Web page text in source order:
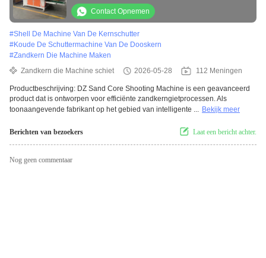
hoge productiviteit
Contact Opnemen
#Shell De Machine Van De Kernschutter
#Koude De Schuttermachine Van De Dooskern
#Zandkern Die Machine Maken
Zandkern die Machine schiet
2026-05-28 112 Meningen
Productbeschrijving: DZ Sand Core Shooting Machine is een geavanceerd
product dat is ontworpen voor efficiënte zandkerngietprocessen. Als
toonaangevende fabrikant op het gebied van intelligente ... Bekijk meer
Berichten van bezoekers Laat een bericht achter.
Nog geen commentaar